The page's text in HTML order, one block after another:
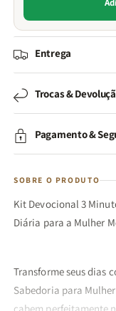
Entrega
Trocas &
Pagamento &
SOBRE O PRODUTO
Kit Devocional 3
Diária para a Mulher
Transforme seus dias
Sabedoria para